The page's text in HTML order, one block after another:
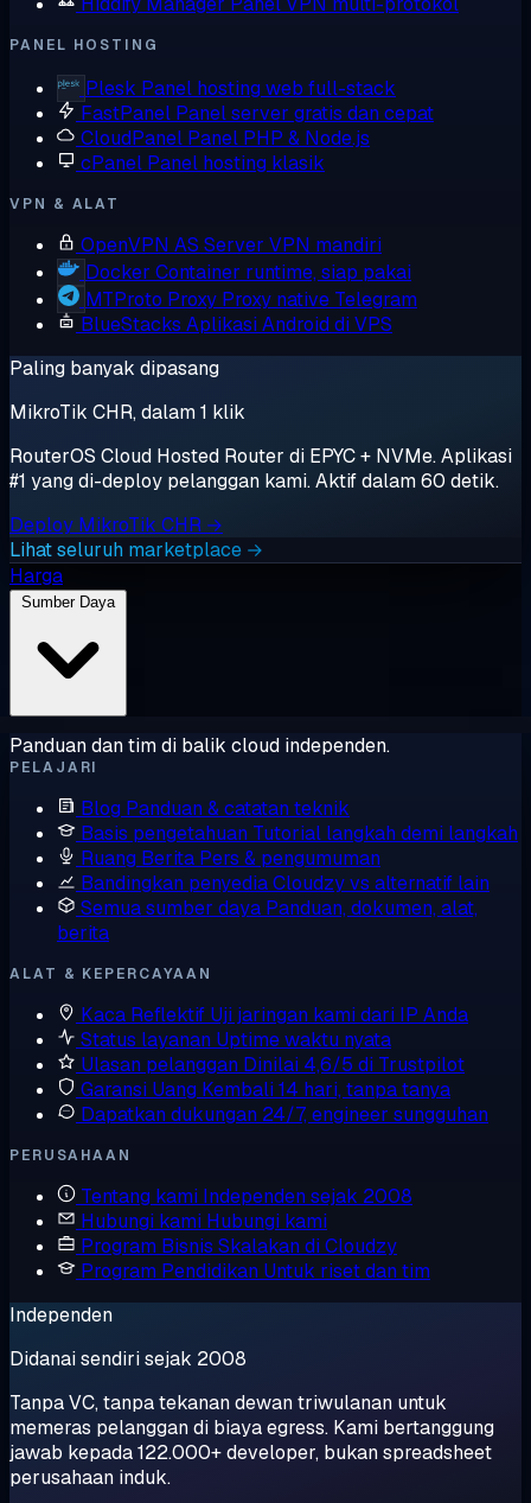
PANEL HOSTING
Plesk Panel hosting web full-stack
FastPanel Panel server gratis dan cepat
CloudPanel Panel PHP & Node.js
cPanel Panel hosting klasik
VPN & ALAT
OpenVPN AS Server VPN mandiri
Docker Container runtime, siap pakai
MTProto Proxy Proxy native Telegram
BlueStacks Aplikasi Android di VPS
Paling banyak dipasang
MikroTik CHR, dalam 1 klik
RouterOS Cloud Hosted Router di EPYC + NVMe. Aplikasi
#1 yang di-deploy pelanggan kami. Aktif dalam 60 detik.
Deploy MikroTik CHR →
Lihat seluruh marketplace →
Harga
Sumber Daya
Panduan dan tim di balik cloud independen.
PELAJARI
Blog Panduan & catatan teknik
Basis pengetahuan Tutorial langkah demi langkah
Ruang Berita Pers & pengumuman
Bandingkan penyediaCloudzy vs alternatif lain
Semua sumber daya Panduan, dokumen, alat,
berita
ALAT & KEPERCAYAAN
Kaca Reflektif Uji jaringan kami dari IP Anda
Status layanan Uptime waktu nyata
Ulasan pelanggan Dinilai 4,6/5 di Trustpilot
Garansi Uang Kembali 14 hari, tanpa tanya
Dapatkan dukungan 24/7, engineer sungguhan
PERUSAHAAN
Tentang kami Independen sejak 2008
Hubungi kami Hubungi kami
Program Bisnis Skalakan di Cloudzy
Program Pendidikan Untuk riset dan tim
Independen
Didanai sendiri sejak 2008
Tanpa VC, tanpa tekanan dewan triwulanan untuk
memeras pelanggan di biaya egress. Kami bertanggung
jawab kepada 122.000+ developer, bukan spreadsheet
perusahaan induk.